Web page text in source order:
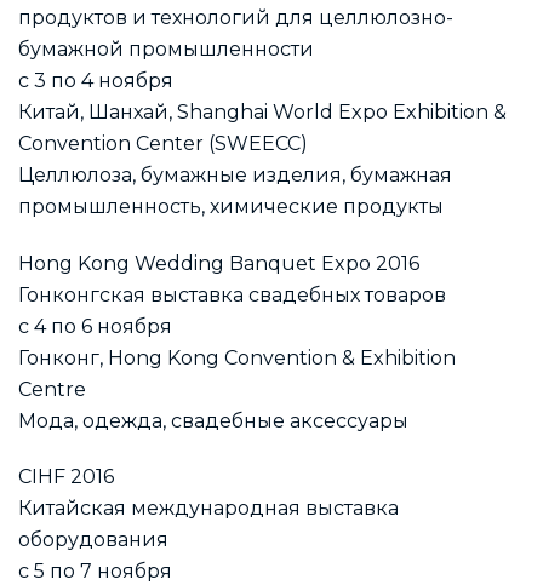
продуктов и технологий для целлюлозно-
бумажной промышленности
с 3 по 4 ноября
Китай, Шанхай, Shanghai World Expo Exhibition &
Convention Center (SWEECC)
Целлюлоза, бумажные изделия, бумажная
промышленность, химические продукты
Hong Kong Wedding Banquet Expo 2016
Гонконгская выставка свадебных товаров
с 4 по 6 ноября
Гонконг, Hong Kong Convention & Exhibition
Centre
Мода, одежда, свадебные аксессуары
CIHF 2016
Китайская международная выставка
оборудования
с 5 по 7 ноября